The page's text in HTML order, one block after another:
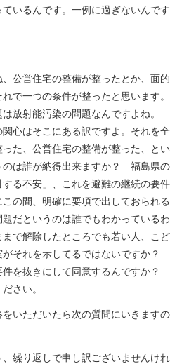
いるんです。一例に過ぎないんです
公営住宅の整備が整ったとか、面的
で一つの条件が整ったと思います。
放射能汚染の問題なんですよね。
心はそこにある訳ですよ。それを全
た、公営住宅の整備が整った、とい
のは誰が納得出来ますか？ 福島県の
る不安」、これを避難の継続の要件
の間、明確に要項で出しておられる
だというのは誰でもわかっているわ
で解除したところでも若い人、こど
がそれを示してるではないですか？
件を抜きにして同意するんですか？
さい。
いただいたら次の質問にいきますの
繰り返しで申し訳ございませんけれ